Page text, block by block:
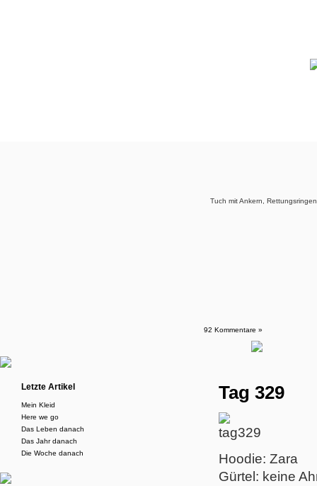
Tuch mit Ankern,
92 Kommentare »
Tag 329
Hoodie: Zara
Gürtel: keine
Letzte Artikel
Mein Kleid
Here we go
Das Leben danach
Das Jahr danach
Die Woche danach